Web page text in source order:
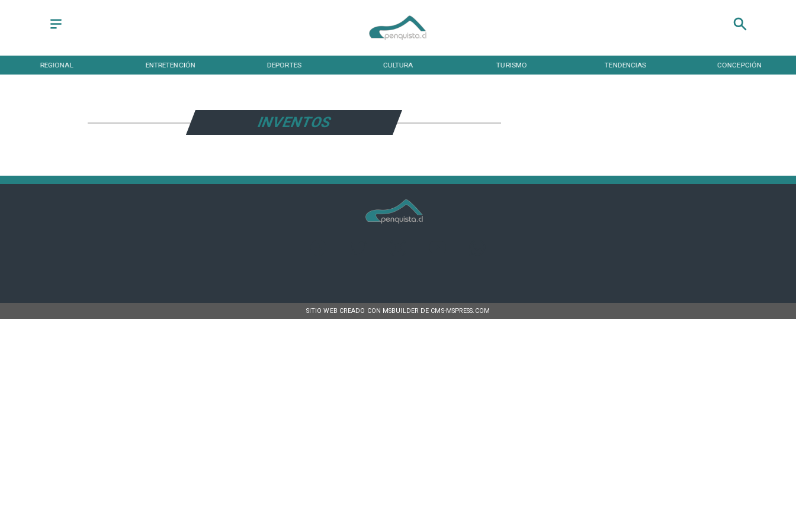
REGIONAL ENTRETENCIÓN DEPORTES CULTURA TURISMO TENDENCIAS CONCEPCIÓN
INVENTOS
SITIO WEB CREADO CON MSBUILDER DE CMS-MSPRESS.COM